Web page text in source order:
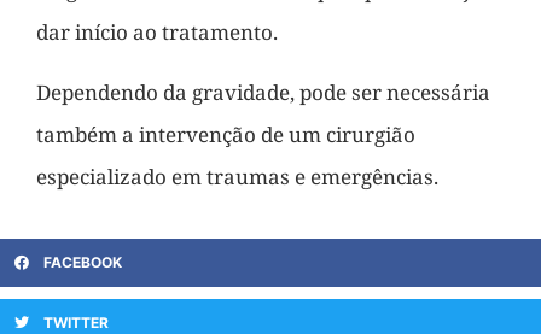
dar início ao tratamento.
Dependendo da gravidade, pode ser necessária
também a intervenção de um cirurgião
especializado em traumas e emergências.
FACEBOOK
TWITTER